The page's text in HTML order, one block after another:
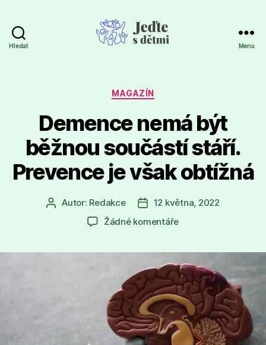
Hledat Menu
Rubriky
MAGAZÍN
Demence nemá být
běžnou součástí stáří.
Prevence je však obtížná
Autor
příspěvku
Autor: Redakce
Datum
příspěvku
12 května, 2022
Žádné komentářeu
Demence
nemá
být
běžnou
součástí
stáří.